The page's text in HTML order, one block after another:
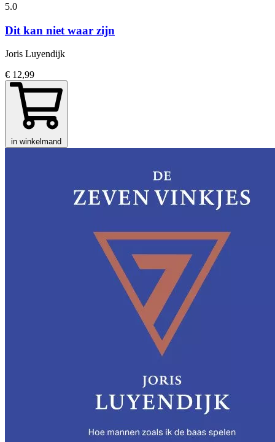
5.0
Dit kan niet waar zijn
Joris Luyendijk
€ 12,99
in winkelmand